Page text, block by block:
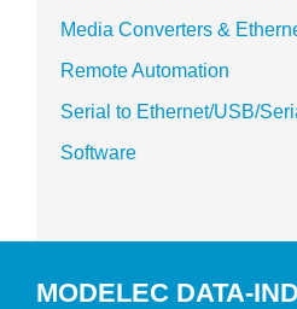
Media Converters &
Remote Automation
Serial to Ethernet/USB/
Software
MODELEC DATA-